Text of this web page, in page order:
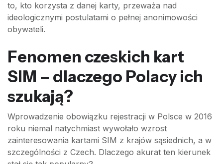
to, kto korzysta z danej karty, przeważa nad
ideologicznymi postulatami o pełnej anonimowości
obywateli.
Fenomen czeskich kart
SIM – dlaczego Polacy ich
szukają?
Wprowadzenie obowiązku rejestracji w Polsce w 2016
roku niemal natychmiast wywołało wzrost
zainteresowania kartami SIM z krajów sąsiednich, a w
szczególności z Czech. Dlaczego akurat ten kierunek